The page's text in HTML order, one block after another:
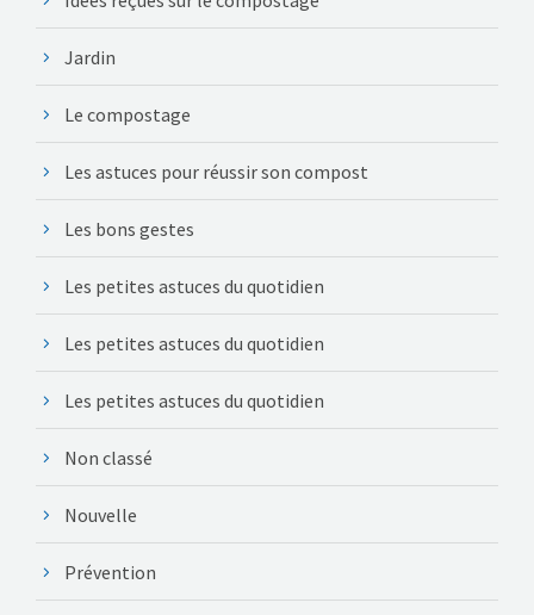
Jardin
Le compostage
Les astuces pour réussir son compost
Les bons gestes
Les petites astuces du quotidien
Les petites astuces du quotidien
Les petites astuces du quotidien
Non classé
Nouvelle
Prévention